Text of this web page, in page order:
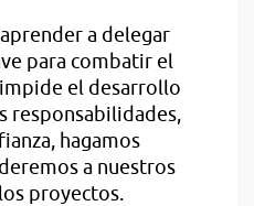
a delegar
para combatir el
el desarrollo
responsabilidades,
hagamos
a nuestros
proyectos.